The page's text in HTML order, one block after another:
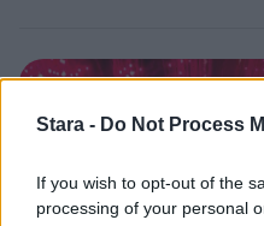
Stara - Do Not Process
If you wish to opt-out of the
processing of your personal
3